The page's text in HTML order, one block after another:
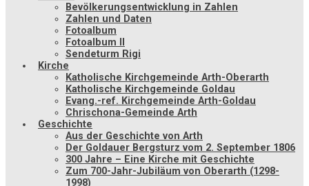
Bevölkerungsentwicklung in Zahlen
Zahlen und Daten
Fotoalbum
Fotoalbum II
Sendeturm Rigi
Kirche
Katholische Kirchgemeinde Arth-Oberarth
Katholische Kirchgemeinde Goldau
Evang.-ref. Kirchgemeinde Arth-Goldau
Chrischona-Gemeinde Arth
Geschichte
Aus der Geschichte von Arth
Der Goldauer Bergsturz vom 2. September 1806
300 Jahre – Eine Kirche mit Geschichte
Zum 700-Jahr-Jubiläum von Oberarth (1298-
1998)